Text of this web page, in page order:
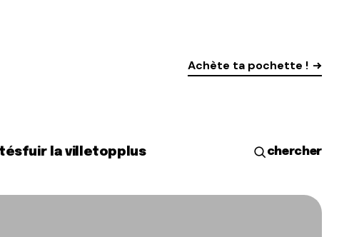
Achète ta pochette !
fuir la villetopplus chercher